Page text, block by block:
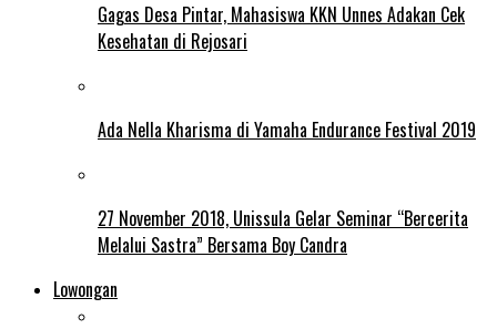
Gagas Desa Pintar, Mahasiswa KKN Unnes Adakan Cek
Kesehatan di Rejosari
Ada Nella Kharisma di Yamaha Endurance Festival 2019
27 November 2018, Unissula Gelar Seminar “Bercerita
Melalui Sastra” Bersama Boy Candra
Lowongan